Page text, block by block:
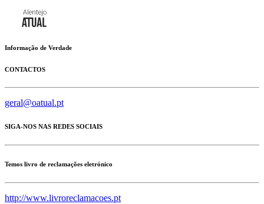
Informação de Verdade
CONTACTOS
geral@oatual.pt
SIGA-NOS NAS REDES SOCIAIS
Temos livro de reclamações eletrónico
http://www.livroreclamacoes.pt